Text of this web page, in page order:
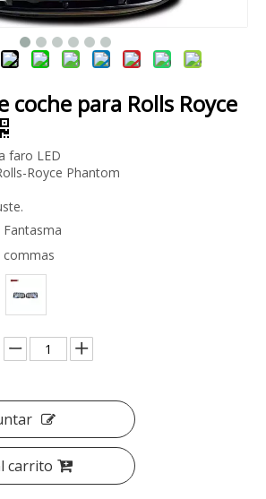
Kit de carrocería de fibra de vidrio Mansory para Rolls Royce Ghost Ⅰ a Ⅱ
coche para Rolls Royce
faro LED
Royce Phantom
Fantasma
commas
carrito